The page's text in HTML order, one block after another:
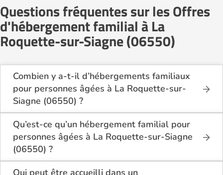
Questions fréquentes sur les Offres
d'hébergement familial à La
Roquette-sur-Siagne (06550)
Combien y a-t-il d’hébergements familiaux
pour personnes âgées à La Roquette-sur-
Siagne (06550) ?
Sur Logement-seniors.com, on recense actuellement
1 hébergements familiaux pour personnes âgées à
La Roquette-sur-Siagne (06550) en 2026.
Ces structures offrent un cadre de vie chaleureux et
sécurisant, idéal pour les seniors souhaitant vivre
dans un environnement plus intime que celui d’un
Qu’est-ce qu’un hébergement familial pour
personnes âgées à La Roquette-sur-Siagne
(06550) ?
L’hébergement familial permet à une personne âgée
d’être accueillie au domicile d’un accueillant familial
Qui peut être accueilli dans un